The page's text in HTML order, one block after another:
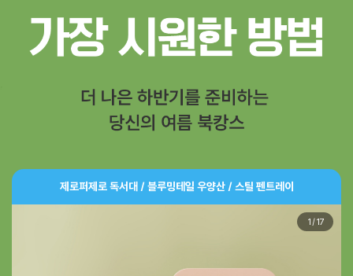
제로퍼제로 독서대 / 블루밍테일 우양산 / 스틸 펜트레이
1 /17